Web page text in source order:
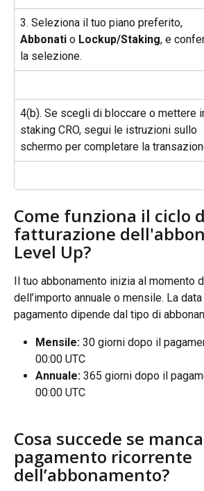
3. Seleziona il tuo piano preferito,
Abbonati o Lockup/Staking, e
la selezione.
4(b). Se scegli di bloccare o mettere
staking CRO, segui le istruzioni sullo
schermo per completare la
Come funziona il ciclo
fatturazione
Level Up?
Il tuo abbonamento inizia al momento
dell’importo annuale o mensile. La
pagamento dipende dal tipo di
Mensile: 30 giorni dopo il
00:00 UTC
Annuale: 365 giorni dopo il
00:00 UTC
Cosa succede se
pagamento ricorrente
dell’abbonamento?